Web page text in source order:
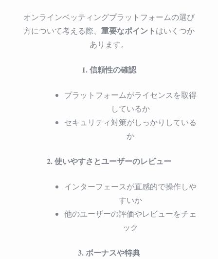
オンラインベッティングプラットフォームの選び
方について考える際、 重要なポイントはいくつか
あります。
1. 信頼性の確認
プラットフォームがライセンスを取得
しているか
セキュリティ対策がしっかりしている
か
2. 使いやすさとユーザーのレビュー
インターフェースが直感的で操作しや
すいか
他のユーザーの評価やレビューをチェ
ック
3. ボーナスや特典